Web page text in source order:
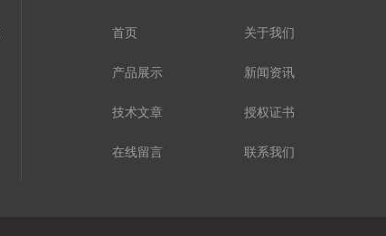
首页 关于我们
产品展示 新闻资讯
技术文章 授权证书
在线留言 联系我们